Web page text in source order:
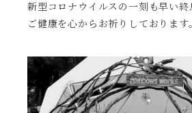
新型コロナウイルスの一刻も早い終
ご健康を心からお祈りしております。